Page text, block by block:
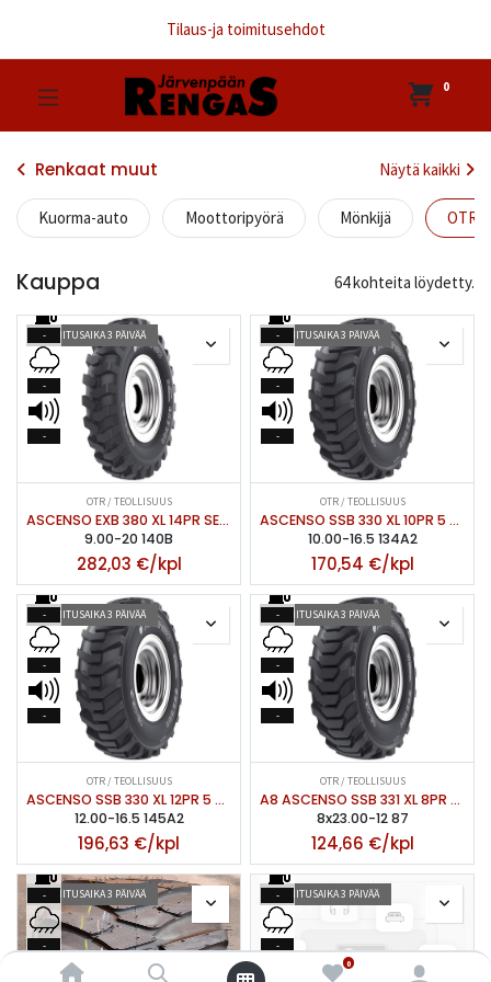
0
Tilaus-ja toimitusehdot
0
Renkaat muut Näytä kaikki
Kuorma-auto Moottoripyörä Mönkijä OTR
Kauppa 64 kohteita löydetty.
TOIMITUSAIKA 3 PÄIVÄÄ
-
-
-
OTR / TEOLLISUUS
ASCENSO EXB 380 XL 14PR SETTI, 5 VUODEN TAKUU
9.00-20 140B
282,03 €/kpl
TOIMITUSAIKA 3 PÄIVÄÄ
-
-
-
OTR / TEOLLISUUS
ASCENSO SSB 330 XL 10PR 5 VUODEN TAKUU
10.00-16.5 134A2
170,54 €/kpl
TOIMITUSAIKA 3 PÄIVÄÄ
-
-
-
OTR / TEOLLISUUS
ASCENSO SSB 330 XL 12PR 5 VUODEN TAKUU
12.00-16.5 145A2
196,63 €/kpl
TOIMITUSAIKA 3 PÄIVÄÄ
-
-
-
OTR / TEOLLISUUS
A8 ASCENSO SSB 331 XL 8PR 5 VUODEN TAKUU
8x23.00-12 87
124,66 €/kpl
TOIMITUSAIKA 3 PÄIVÄÄ
-
-
TOIMITUSAIKA 3 PÄIVÄÄ
-
-